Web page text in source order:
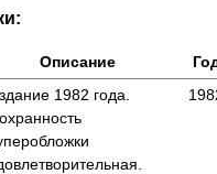
Описание
1982 года.